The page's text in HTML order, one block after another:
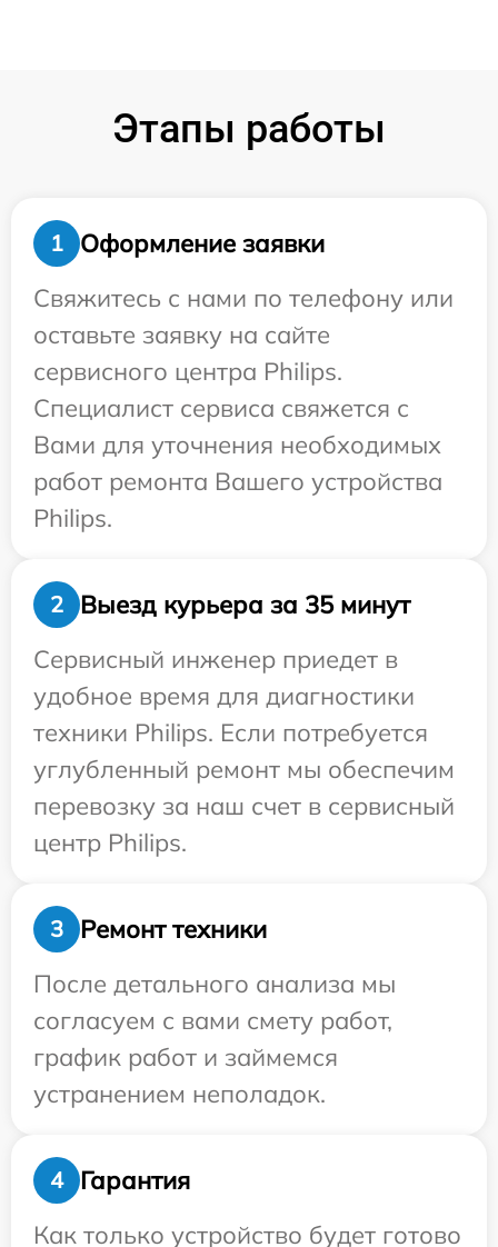
Этапы работы
1
Оформление заявки
Свяжитесь с нами по телефону или
оставьте заявку на сайте
сервисного центра Philips.
Специалист сервиса свяжется с
Вами для уточнения необходимых
работ ремонта Вашего устройства
Philips.
2
Выезд курьера за 35 минут
Сервисный инженер приедет в
удобное время для диагностики
техники Philips. Если потребуется
углубленный ремонт мы обеспечим
перевозку за наш счет в сервисный
центр Philips.
3
Ремонт техники
После детального анализа мы
согласуем с вами смету работ,
график работ и займемся
устранением неполадок.
4
Гарантия
Как только устройство будет готово